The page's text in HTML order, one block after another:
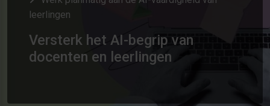
leerlingen
Versterk het AI-begrip van
docenten en leerlingen